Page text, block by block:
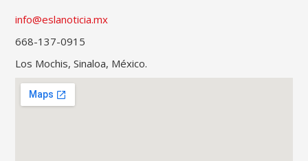
info@eslanoticia.mx
668-137-0915
Los Mochis, Sinaloa, México.